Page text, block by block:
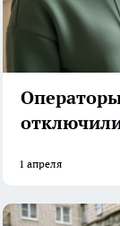
1 апреля